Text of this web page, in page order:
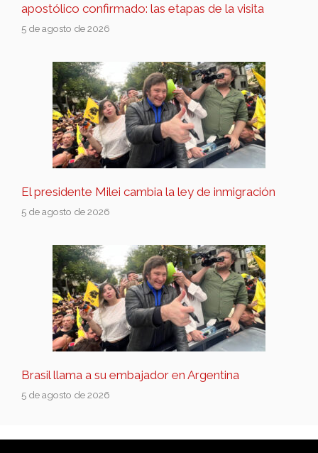
apostólico confirmado: las etapas de la visita
5 de agosto de 2026
El presidente Milei cambia la ley de inmigración
5 de agosto de 2026
Brasil llama a su embajador en Argentina
5 de agosto de 2026